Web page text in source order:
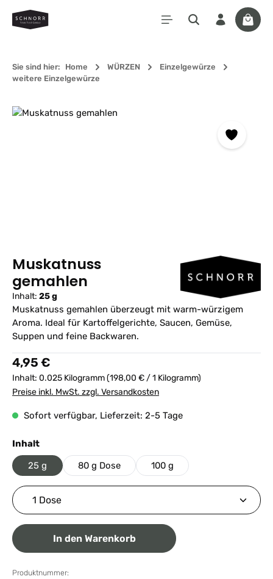
Zum Hauptinhalt springen
Sie sind hier: Home WÜRZEN
Einzelgewürze
weitere Einzelgewürze
Bildergalerie überspringen
Muskatnuss
gemahlen
Inhalt: 25 g
Muskatnuss gemahlen überzeugt mit warm-würzigem
Aroma. Ideal für Kartoffelgerichte, Saucen, Gemüse,
Suppen und feine Backwaren.
Regulärer Preis:
4,95 €
Inhalt: 0.025 Kilogramm(198,00 € / 1 Kilogramm)
Preise inkl. MwSt. zzgl. Versandkosten
Sofort verfügbar, Lieferzeit: 2-5 Tage
Inhaltauswählen
25 g 80 g Dose 100 g
Produkt Anzahl: Gib den gewünschten Wert ein
In den Warenkorb
Produktnummer: